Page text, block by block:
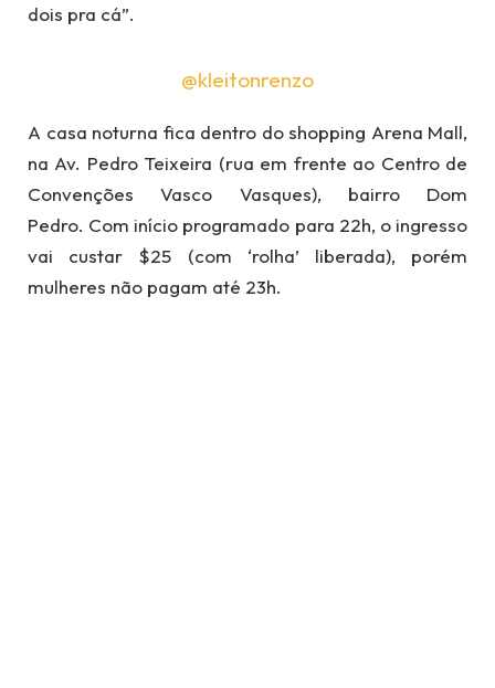
dois pra cá”.
@kleitonrenzo
A casa noturna fica dentro do shopping Arena Mall,
na Av. Pedro Teixeira (rua em frente ao Centro de
Convenções Vasco Vasques), bairro Dom
Pedro. Com início programado para 22h, o ingresso
vai custar $25 (com ‘rolha’ liberada), porém
mulheres não pagam até 23h.